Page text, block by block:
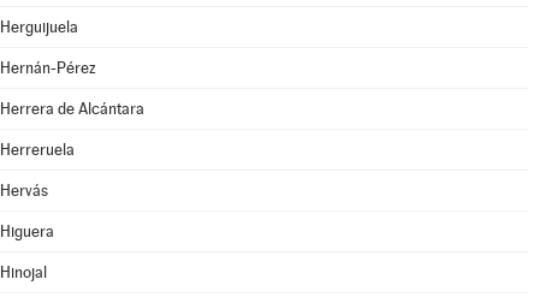
Herguijuela
Hernán-Pérez
Herrera de Alcántara
Herreruela
Hervás
Higuera
Hinojal